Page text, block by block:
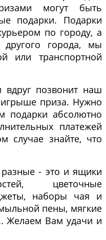
могут быть
подарки. Подарки
по городу, а
города, мы
или транспортной
вдруг позвонит наш
приза. Нужно
подарки абсолютно
платежей
случае знайте, что
- это и ящики
цветочные
наборы чая и
пены, мягкие
Желаем Вам удачи и